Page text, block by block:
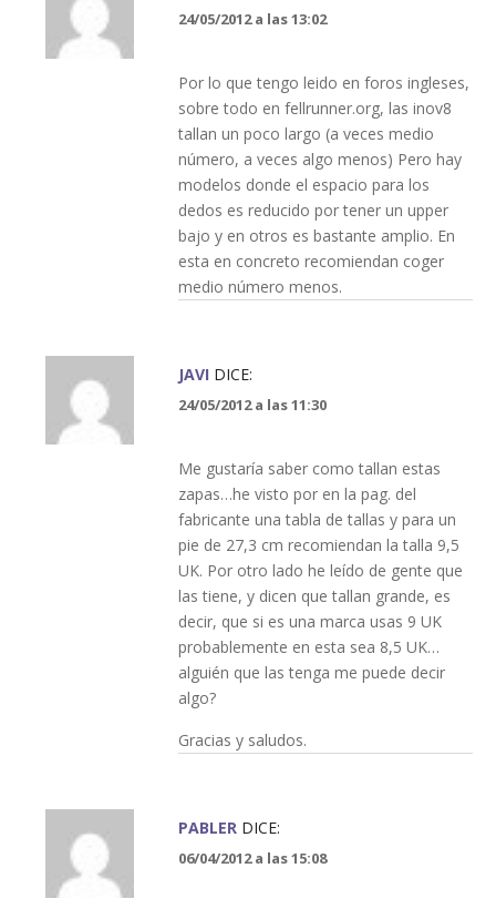
24/05/2012 a las 13:02
Por lo que tengo leido en foros ingleses,
sobre todo en fellrunner.org, las inov8
tallan un poco largo (a veces medio
número, a veces algo menos) Pero hay
modelos donde el espacio para los
dedos es reducido por tener un upper
bajo y en otros es bastante amplio. En
esta en concreto recomiendan coger
medio número menos.
JAVI DICE:
24/05/2012 a las 11:30
Me gustaría saber como tallan estas
zapas…he visto por en la pag. del
fabricante una tabla de tallas y para un
pie de 27,3 cm recomiendan la talla 9,5
UK. Por otro lado he leído de gente que
las tiene, y dicen que tallan grande, es
decir, que si es una marca usas 9 UK
probablemente en esta sea 8,5 UK…
alguién que las tenga me puede decir
algo?
Gracias y saludos.
PABLER DICE:
06/04/2012 a las 15:08